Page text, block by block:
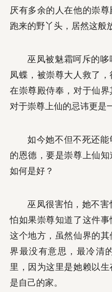
厌有多余的人在他的崇
跑来的野丫头，居然这般
巫凤被魅霜呵斥的
凤蝶，被崇尊大人救了
在崇尊殿侍奉，对于仙界
对于崇尊上仙的忌讳更是
如今她不但不死还
的恩德，要是崇尊上仙
如何是好？
巫凤很害怕，她不
怕如果崇尊知道了这件
这个地方，虽然仙界的
界最没有意思，最冷清
里，因为这里是她赖以
是自己的家。